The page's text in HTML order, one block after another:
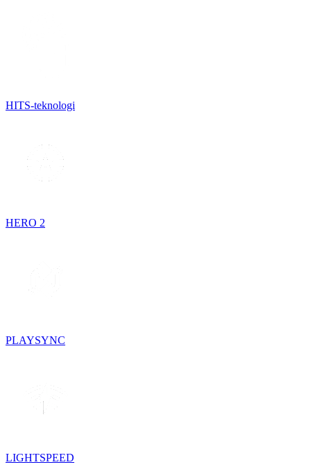
HITS-teknologi
HERO 2
PLAYSYNC
LIGHTSPEED